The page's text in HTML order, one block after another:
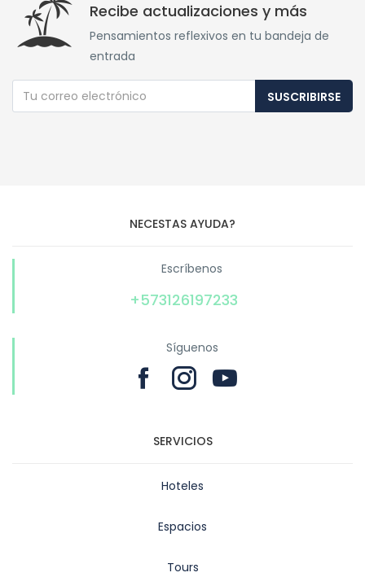
Recibe actualizaciones y más
Pensamientos reflexivos en tu bandeja de
entrada
SUSCRIBIRSE
NECESTAS AYUDA?
Escríbenos
+573126197233
Síguenos
SERVICIOS
Hoteles
Espacios
Tours